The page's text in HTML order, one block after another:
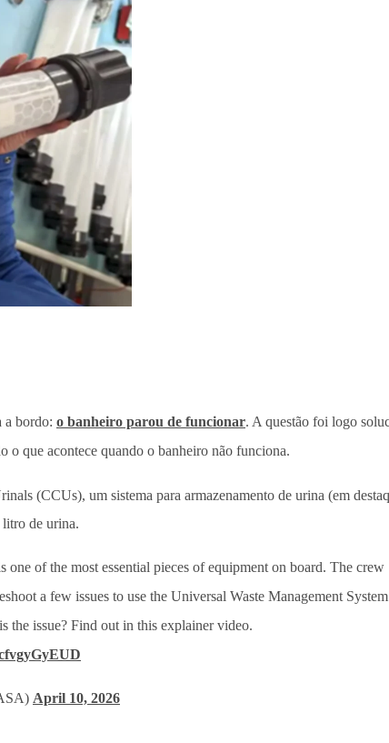
a bordo: o banheiro parou de funcionar. A questão foi logo
o que acontece quando o banheiro não funciona.
(CCUs), um sistema para armazenamento de urina (em
litro de urina.
one of the most essential pieces of equipment on board. The crew
a few issues to use the Universal Waste Management
the issue? Find out in this explainer video.
April 10, 2026